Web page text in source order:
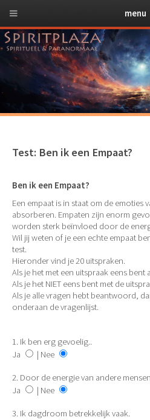
Test: Ben ik een Empaat?
Ben ik een Empaat?
Een empaat is in staat om de emoties
absorberen. Empaten zijn enorm
worden sterk beïnvloed door de
Wil jij weten of je een echte empaat
test.
Hieronder vind je 20 uitspraken.
Als je het met een uitspraak eens bent
Als je het NIET eens bent met de
Als je alle vragen hebt beantwoord,
onderaan de vragenlijst.
1. Ik ben erg gevoelig..
Ja
| Nee
2. Door de energie van andere
Ja
| Nee
3. Ik dagdroom betrekkelijk vaak.
menu